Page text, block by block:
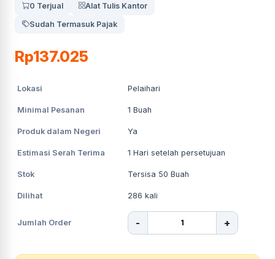
0 Terjual
Alat Tulis Kantor
Sudah Termasuk Pajak
Rp137.025
Lokasi Pelaihari
Minimal Pesanan 1 Buah
Produk dalam Negeri Ya
Estimasi Serah Terima 1 Hari setelah persetujuan
Stok Tersisa 50 Buah
Dilihat 286 kali
Jumlah Order - +